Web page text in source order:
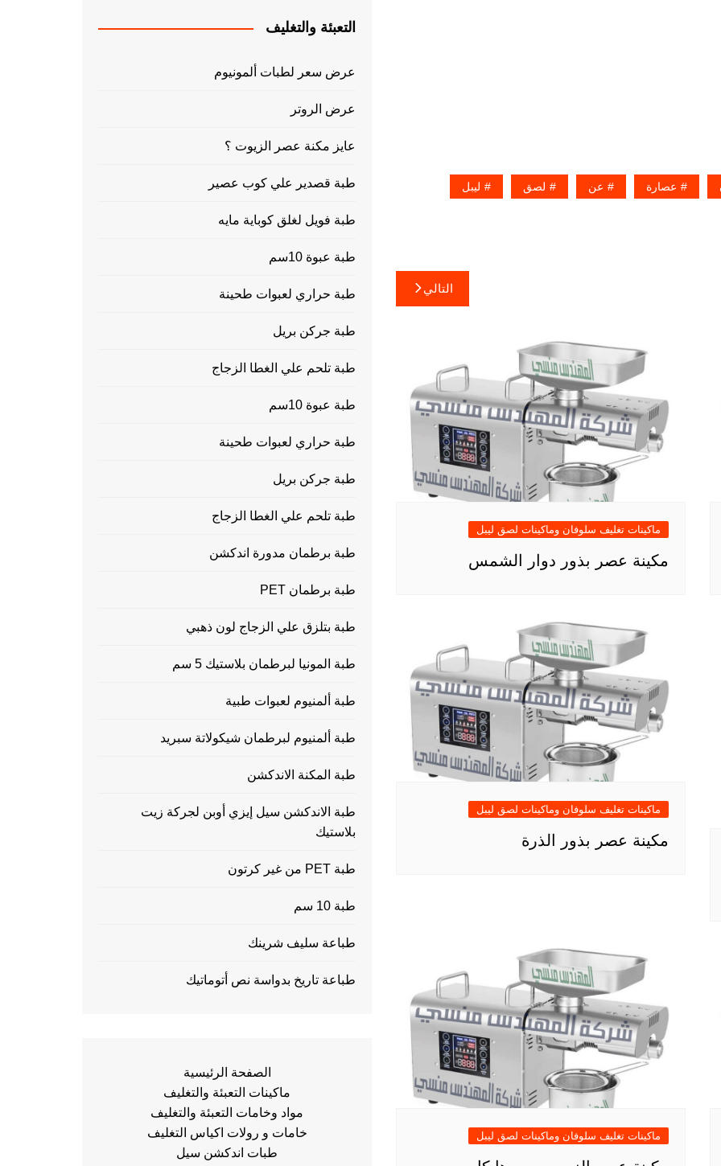
عصارة عن لصق ليبل
التالي
ماكينات تغليف سلوفان وماكينات لصق ليبل
مكينة عصر بذور دوار الشمس
ماكينات تغليف سلوفان وماكينات لصق ليبل
مكينة عصر بذور الذرة
ماكينات تغليف سلوفان وماكينات لصق ليبل
التعبئة والتغليف
عرض سعر لطبات ألمونيوم
عرض الروتر
عايز مكنة عصر الزيوت ؟
طبة قصدير علي كوب عصير
طبة فويل لغلق كوباية مايه
طبة عبوة 10سم
طبة حراري لعبوات طحينة
طبة جركن بريل
طبة تلحم علي الغطا الزجاج
طبة عبوة 10سم
طبة حراري لعبوات طحينة
طبة جركن بريل
طبة تلحم علي الغطا الزجاج
طبة برطمان مدورة اندكشن
طبة برطمان PET
طبة بتلزق علي الزجاج لون ذهبي
طبة المونيا لبرطمان بلاستيك 5 سم
طبة ألمنيوم لعبوات طبية
طبة ألمنيوم لبرطمان شيكولاتة سبريد
طبة المكنة الاندكشن
طبة الاندكشن سيل إيزي أوبن لجركة زيت
بلاستيك
طبة PET من غير كرتون
طبة 10 سم
طباعة سليف شرينك
طباعة تاريخ بدواسة نص أتوماتيك
الصفحة الرئيسية
ماكينات التعبئة والتغليف
مواد وخامات التعبئة والتغليف
خامات و رولات اكياس التغليف
طبات اندكشن سيل